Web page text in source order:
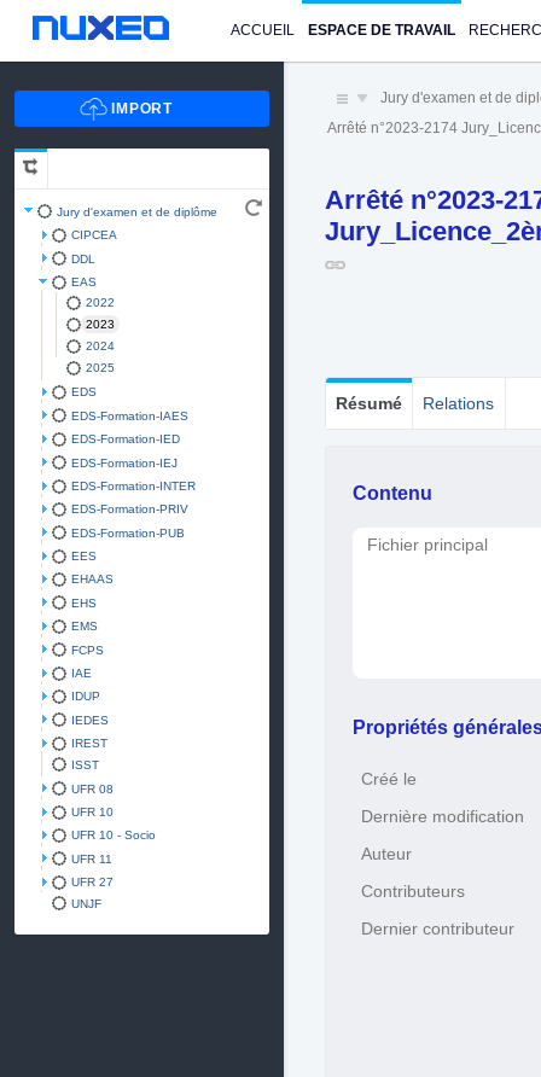
ACCUEIL ESPACE DE TRAVAIL
Jury d'examen et de diplôme
CIPCEA
DDL
EAS
2022
2023
2024
2025
EDS
EDS-Formation-IAES
EDS-Formation-IED
EDS-Formation-IEJ
EDS-Formation-INTER
EDS-Formation-PRIV
EDS-Formation-PUB
EES
EHAAS
EHS
EMS
FCPS
IAE
IDUP
IEDES
IREST
ISST
UFR 08
UFR 10
UFR 10 - Socio
UFR 11
UFR 27
UNJF
Jury d'examen et de
Arrêté n°2023-2174
Arrêté n°2023-
Résumé Relations
Contenu
Fichier principal
Propriétés
Créé le
Dernière modification
Auteur
Contributeurs
Dernier contributeur